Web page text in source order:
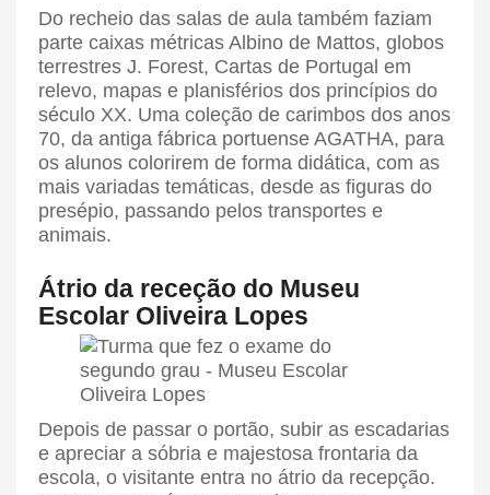
Do recheio das salas de aula também faziam
parte caixas métricas Albino de Mattos, globos
terrestres J. Forest, Cartas de Portugal em
relevo, mapas e planisférios dos princípios do
século XX. Uma coleção de carimbos dos anos
70, da antiga fábrica portuense AGATHA, para
os alunos colorirem de forma didática, com as
mais variadas temáticas, desde as figuras do
presépio, passando pelos transportes e
animais.
Átrio da receção do Museu
Escolar Oliveira Lopes
Depois de passar o portão, subir as escadarias
e apreciar a sóbria e majestosa frontaria da
escola, o visitante entra no átrio da recepção.